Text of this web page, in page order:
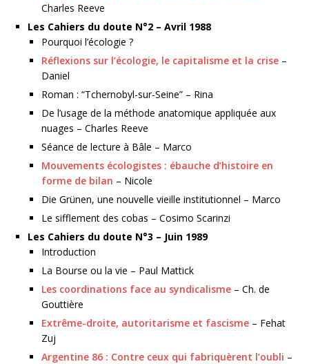
Charles Reeve
Les Cahiers du doute N°2 – Avril 1988
Pourquoi l’écologie ?
Réflexions sur l’écologie, le capitalisme et la crise –
Daniel
Roman : “Tchernobyl-sur-Seine” – Rina
De l’usage de la méthode anatomique appliquée aux
nuages – Charles Reeve
Séance de lecture à Bâle – Marco
Mouvements écologistes : ébauche d’histoire en
forme de bilan – Nicole
Die Grünen, une nouvelle vieille institutionnel – Marco
Le sifflement des cobas – Cosimo Scarinzi
Les Cahiers du doute N°3 – Juin 1989
Introduction
La Bourse ou la vie – Paul Mattick
Les coordinations face au syndicalisme – Ch. de
Gouttière
Extrême-droite, autoritarisme et fascisme – Fehat
Zuj
Argentine 86 : Contre ceux qui fabriquèrent l’oubli –